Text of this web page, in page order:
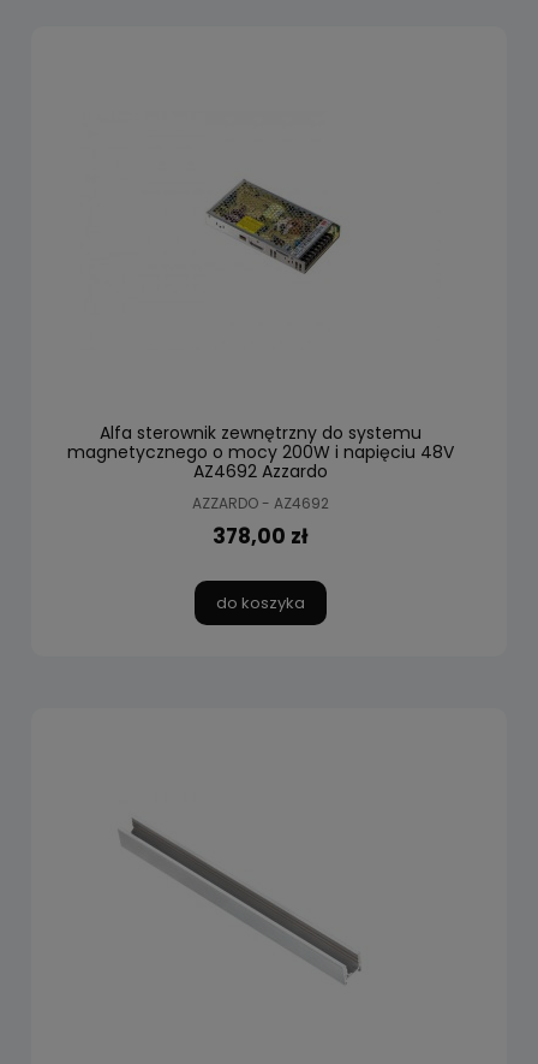
Alfa sterownik zewnętrzny do systemu
magnetycznego o mocy 200W i napięciu 48V
AZ4692 Azzardo
AZZARDO - AZ4692
378,00 zł
do koszyka